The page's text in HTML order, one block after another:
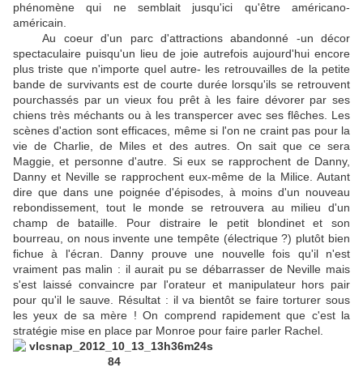
phénomène qui ne semblait jusqu'ici qu'être américano-
américain.
Au coeur d'un parc d'attractions abandonné -un décor
spectaculaire puisqu'un lieu de joie autrefois aujourd'hui encore
plus triste que n'importe quel autre- les retrouvailles de la petite
bande de survivants est de courte durée lorsqu'ils se retrouvent
pourchassés par un vieux fou prêt à les faire dévorer par ses
chiens très méchants ou à les transpercer avec ses flêches. Les
scènes d'action sont efficaces, même si l'on ne craint pas pour la
vie de Charlie, de Miles et des autres. On sait que ce sera
Maggie, et personne d'autre. Si eux se rapprochent de Danny,
Danny et Neville se rapprochent eux-même de la Milice. Autant
dire que dans une poignée d'épisodes, à moins d'un nouveau
rebondissement, tout le monde se retrouvera au milieu d'un
champ de bataille. Pour distraire le petit blondinet et son
bourreau, on nous invente une tempête (électrique ?) plutôt bien
fichue à l'écran. Danny prouve une nouvelle fois qu'il n'est
vraiment pas malin : il aurait pu se débarrasser de Neville mais
s'est laissé convaincre par l'orateur et manipulateur hors pair
pour qu'il le sauve. Résultat : il va bientôt se faire torturer sous
les yeux de sa mère ! On comprend rapidement que c'est la
stratégie mise en place par Monroe pour faire parler Rachel.